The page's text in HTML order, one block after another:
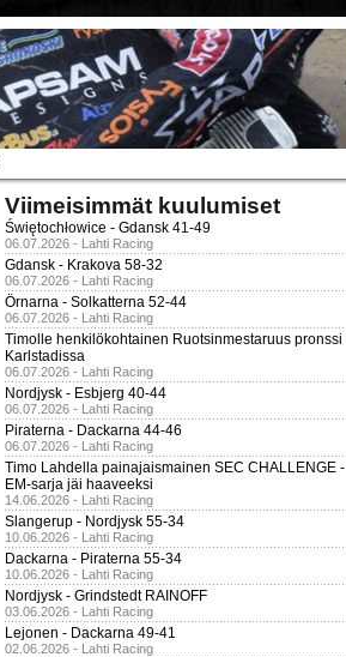
Viimeisimmät kuulumiset
Świętochłowice - Gdansk 41-49
06.07.2026 - Lahti Racing
Gdansk - Krakova 58-32
06.07.2026 - Lahti Racing
Örnarna - Solkatterna 52-44
06.07.2026 - Lahti Racing
Timolle henkilökohtainen Ruotsinmestaruus pronssi
Karlstadissa
06.07.2026 - Lahti Racing
Nordjysk - Esbjerg 40-44
06.07.2026 - Lahti Racing
Piraterna - Dackarna 44-46
06.07.2026 - Lahti Racing
Timo Lahdella painajaismainen SEC CHALLENGE -
EM-sarja jäi haaveeksi
14.06.2026 - Lahti Racing
Slangerup - Nordjysk 55-34
10.06.2026 - Lahti Racing
Dackarna - Piraterna 55-34
10.06.2026 - Lahti Racing
Nordjysk - Grindstedt RAINOFF
03.06.2026 - Lahti Racing
Lejonen - Dackarna 49-41
02.06.2026 - Lahti Racing